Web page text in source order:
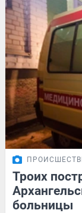
Троих
больницы